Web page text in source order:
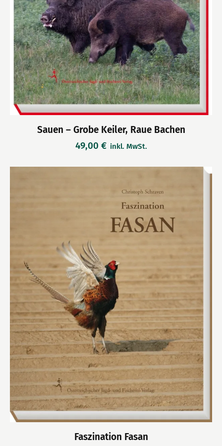
Sauen – Grobe Keiler, Raue Bachen
49,00 € inkl. MwSt.
Faszination Fasan